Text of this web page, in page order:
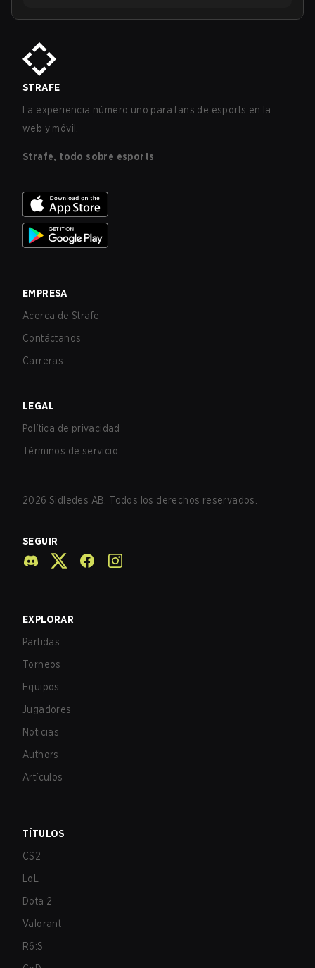
STRAFE
La experiencia número uno para fans de esports en la
web y móvil.
Strafe, todo sobre esports
EMPRESA
Acerca de Strafe
Contáctanos
Carreras
LEGAL
Política de privacidad
Términos de servicio
2026 Sidledes AB. Todos los derechos reservados.
SEGUIR
EXPLORAR
Partidas
Torneos
Equipos
Jugadores
Noticias
Authors
Artículos
TÍTULOS
CS2
LoL
Dota 2
Valorant
R6:S